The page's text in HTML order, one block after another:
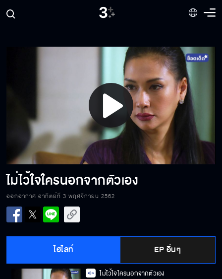
Play
Video
ไม่ไว้ใจใครนอกจากตัวเอง
ออกอากาศ อาทิตย์ที่ 3 พฤศจิกายน 2562
ไฮไลท์ EP อื่นๆ
ไม่ไว้ใจใครนอกจากตัวเอง